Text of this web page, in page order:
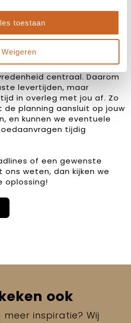
toestaan
Weigeren
overleg
centraal. Daarom
levertijden, maar
in overleg met jou af. Zo
de planning aansluit op jouw
en kunnen we eventuele
tijdig
of een gewenste
weten, dan kijken we
oplossing!
ook
inspiratie? Wij